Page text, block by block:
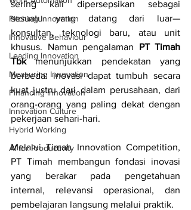
Pitching Innovation
Innovative Behaviour
Leading Innovation
Measuring Innovation
Financing Innovation
Innovation Culture
Hybrid Working
AI for Productivity
sering kali dipersepsikan sebagai
sesuatu yang datang dari luar—
konsultan, teknologi baru, atau unit
khusus. Namun pengalaman PT Timah
Tbk menunjukkan pendekatan yang
berbeda: inovasi dapat tumbuh secara
kuat justru dari dalam perusahaan, dari
orang-orang yang paling dekat dengan
pekerjaan sehari-hari.
Melalui Timah Innovation Competition,
PT Timah membangun fondasi inovasi
yang berakar pada pengetahuan
internal, relevansi operasional, dan
pembelajaran langsung melalui praktik.